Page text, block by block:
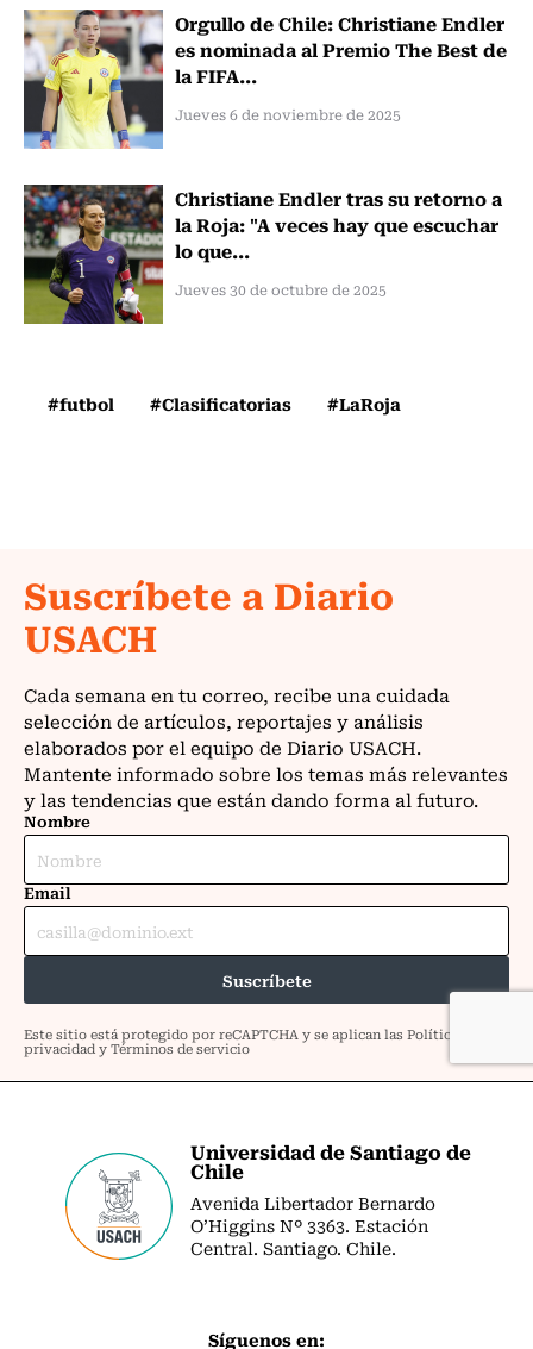
Orgullo de Chile: Christiane Endler
es nominada al Premio The Best de
la FIFA...
Jueves 6 de noviembre de 2025
Christiane Endler tras su retorno a
la Roja: "A veces hay que escuchar
lo que...
Jueves 30 de octubre de 2025
#futbol #Clasificatorias #LaRoja
Universidad de Santiago de
Chile
Avenida Libertador Bernardo
O’Higgins Nº 3363. Estación
Central. Santiago. Chile.
Síguenos en: